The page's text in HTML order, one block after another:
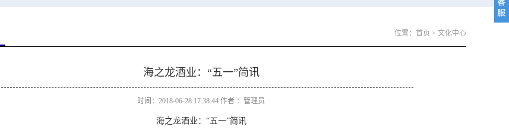
位置： 首页 > 文化中心
海之龙酒业：“五一”简讯
时间：2018-06-28 17:38:44 作者 ：管理员
海之龙酒业：“五一”简讯